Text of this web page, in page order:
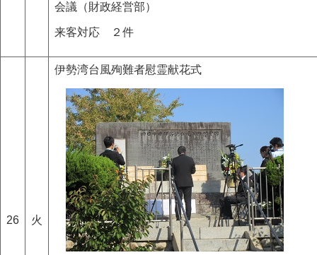
会議（財政経営部）
来客対応 ２件
26 火
伊勢湾台風殉難者慰霊献花式